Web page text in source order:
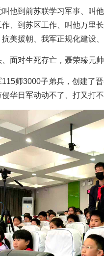
他到前苏联学习军事、叫
、到苏区工作、叫他万里
抗美援朝、我军正规化建
、面对生死存亡，聂荣臻
师3000子弟兵，创建了
侵华日军动动不了、打又